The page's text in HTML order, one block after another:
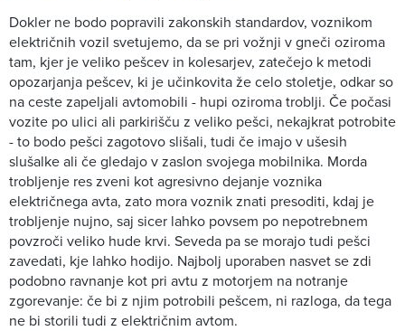
Dokler ne bodo popravili zakonskih standardov, voznikom
električnih vozil svetujemo, da se pri vožnji v gneči oziroma
tam, kjer je veliko pešcev in kolesarjev, zatečejo k metodi
opozarjanja pešcev, ki je učinkovita že celo stoletje, odkar so
na ceste zapeljali avtomobili - hupi oziroma troblji. Če počasi
vozite po ulici ali parkirišču z veliko pešci, nekajkrat potrobite
- to bodo pešci zagotovo slišali, tudi če imajo v ušesih
slušalke ali če gledajo v zaslon svojega mobilnika. Morda
trobljenje res zveni kot agresivno dejanje voznika
električnega avta, zato mora voznik znati presoditi, kdaj je
trobljenje nujno, saj sicer lahko povsem po nepotrebnem
povzroči veliko hude krvi. Seveda pa se morajo tudi pešci
zavedati, kje lahko hodijo. Najbolj uporaben nasvet se zdi
podobno ravnanje kot pri avtu z motorjem na notranje
zgorevanje: če bi z njim potrobili pešcem, ni razloga, da tega
ne bi storili tudi z električnim avtom.